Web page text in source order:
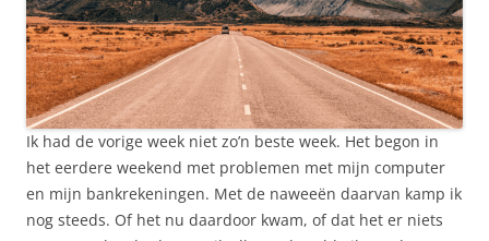
Ik had de vorige week niet zo’n beste week. Het begon in
het eerdere weekend met problemen met mijn computer
en mijn bankrekeningen. Met de naweeën daarvan kamp ik
nog steeds. Of het nu daardoor kwam, of dat het er niets